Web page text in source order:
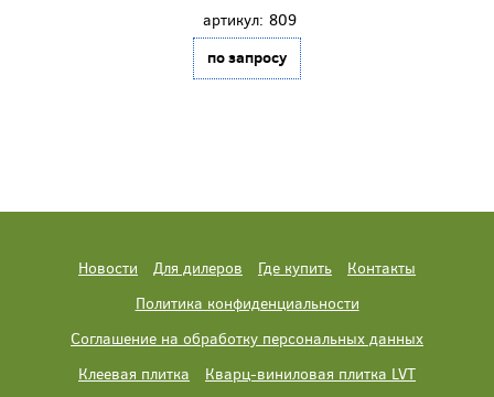
артикул: 809
по запросу
Новости Для дилеров Где купить
Контакты
Политика конфиденциальности
Соглашение на обработку персональных данных
Клеевая плитка
Кварц-виниловая плитка LVT